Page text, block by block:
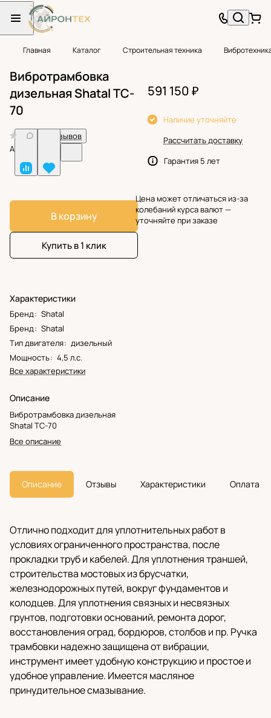
Главная Каталог Строительная техника
Вибротрамбовка
дизельная Shatal TC-
70
Нет отзывов
Арт.
В корзину
Купить в 1 клик
Характеристики
Бренд: Shatal
Бренд: Shatal
Тип двигателя: дизельный
Мощность: 4,5 л.с.
Все характеристики
Описание
Вибротрамбовка дизельная
Shatal TC-70
Все описание
591 150 ₽
Наличие уточняйте
Рассчитать доставку
Гарантия 5 лет
Цена может отличаться из-за
колебаний курса валют —
уточняйте при заказе
Описание Отзывы Характеристики Оплата
Отлично подходит для уплотнительных работ в
условиях ограниченного пространства, после
прокладки труб и кабелей. Для уплотнения траншей,
строительства мостовых из брусчатки,
железнодорожных путей, вокруг фундаментов и
колодцев. Для уплотнения связных и несвязных
грунтов, подготовки оснований, ремонта дорог,
восстановления оград, бордюров, столбов и пр. Ручка
трамбовки надежно защищена от вибрации,
инструмент имеет удобную конструкцию и простое и
удобное управление. Имеется масляное
принудительное смазывание.